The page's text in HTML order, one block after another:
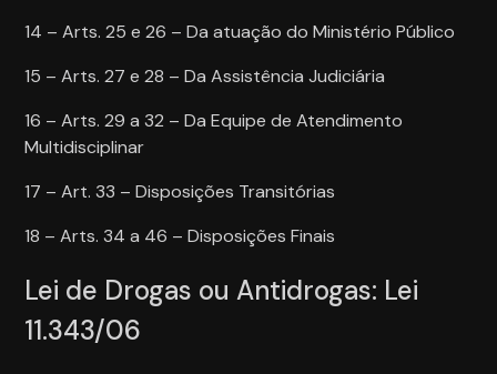
14 – Arts. 25 e 26 – Da atuação do Ministério Público
15 – Arts. 27 e 28 – Da Assistência Judiciária
16 – Arts. 29 a 32 – Da Equipe de Atendimento
Multidisciplinar
17 – Art. 33 – Disposições Transitórias
18 – Arts. 34 a 46 – Disposições Finais
Lei de Drogas ou Antidrogas: Lei
11.343/06